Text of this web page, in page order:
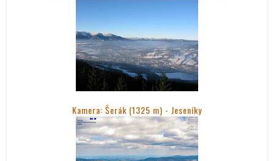
Kamera: Šerák (1325 m) - Jeseníky